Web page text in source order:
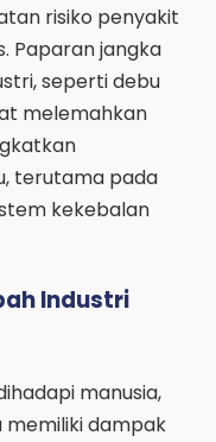
risiko penyakit
Paparan jangka
seperti debu
melemahkan
terutama pada
kekebalan
Industri
manusia,
memiliki dampak